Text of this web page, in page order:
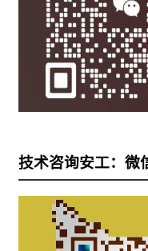
技术咨询安工：微